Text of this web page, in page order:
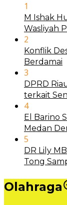
1
M Ishak
Wasliyah
2
Konflik
Berdamai
3
DPRD
terkait
4
El Barino
Medan
5
DR Lily
Tong
Olahraga